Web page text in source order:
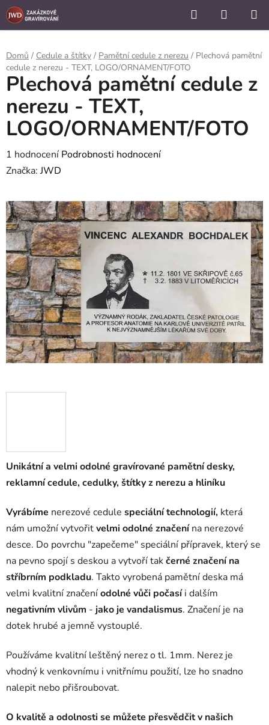
```
Přejít
na
Hledat
KOŠÍK
Domů / Cedule a štítky / Pamětní cedule z nerezu / Plechová pamětní
cedule z nerezu - TEXT, LOGO/ORNAMENT/FOTO
Unikátní a velmi odolné gravírované pamětní desky,
reklamní cedule, cedulky, štítky z nerezu a hliníku
Vyrábíme nerezové cedule speciálnítechnologií, která
nám umožní vytvořitvelmi odolné značenína nerezové
desce. Do povrchu "zapečeme" speciální přípravek, který se
na pevno spojí s deskou a vytvoří takčerné značení na
stříbrním podkladu. Takto vyrobená pamětní deska má
velmi kvalitní značeníodolné vůči počasíi dalším
negativním vlivům - jako je vandalismus. Značení je na
dotek hrubé a jemně vystouplé.
Používáme kvalitní leštěný nerez o tl. 1mm. Nerez je
vhodný k venkovnímu i vnitřnímu použití, lze ho snadno
nalepit nebo přišroubovat.
O kvalitě a odolnosti se můžete přesvědčit v našich
Plechová pamětní cedule z
nerezu - TEXT,
LOGO/ORNAMENT/FOTO
Průměrné
hodnocení
je
5,0
z
5
hvězdiček.
1 hodnocení Podrobnosti hodnocení
Značka:JWD